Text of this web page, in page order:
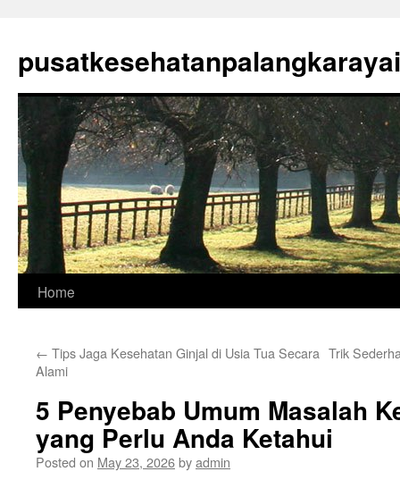
content
Home
← Tips Jaga Kesehatan Ginjal di Usia Tua Secara
Alami
Trik
5 Penyebab Umum Masalah
yang Perlu Anda Ketahui
Posted on May 23, 2026byadmin